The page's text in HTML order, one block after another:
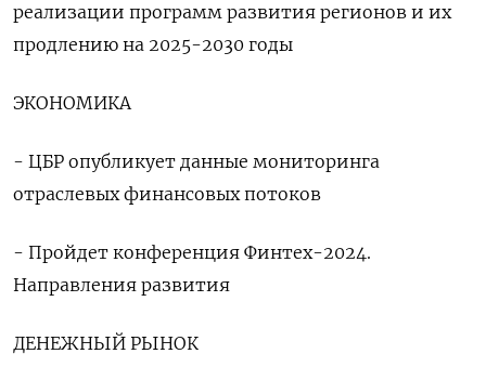
реализации программ развития регионов и их
продлению на 2025-2030 годы
ЭКОНОМИКА
- ЦБР опубликует данные мониторинга
отраслевых финансовых потоков
- Пройдет конференция Финтех-2024.
Направления развития
ДЕНЕЖНЫЙ РЫНОК